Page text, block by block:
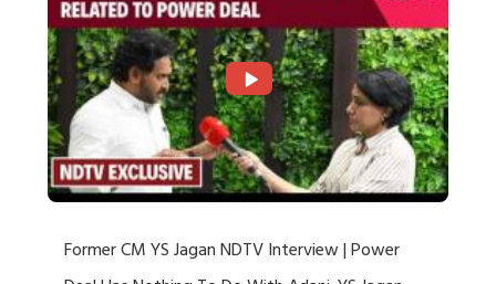
Former CM YS Jagan NDTV Interview | Power